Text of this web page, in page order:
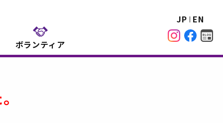
ボランティア
JP EN